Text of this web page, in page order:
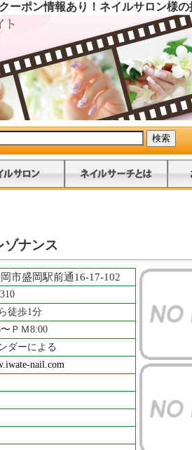
ポン情報あり！ネイルサロン様の
ゾナンス
市盛岡駅前通16-17-102
徒歩1分
ＰＭ8:00
ダーによる
nail.com